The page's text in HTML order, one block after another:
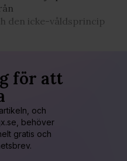
den icke-våldsprincip
för att
och
behöver
gratis och